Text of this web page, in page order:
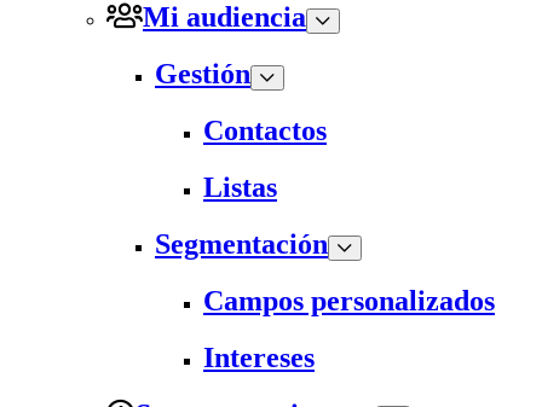
Mi audiencia
Gestión
Contactos
Listas
Segmentación
Campos personalizados
Intereses